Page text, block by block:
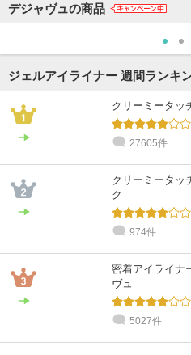
デジャヴュの商品
ジェルアイライナー 週間ランキ
クリーミータッ
27605件
クリーミータ
ク
974件
密着アイライナ
ヴュ
5027件